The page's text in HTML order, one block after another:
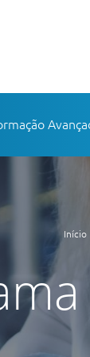
AVANÇADA
DE ESTUDOS
Início